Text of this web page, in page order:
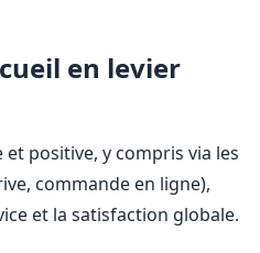
en levier
positive, y compris via les
commande en ligne),
et la satisfaction globale.